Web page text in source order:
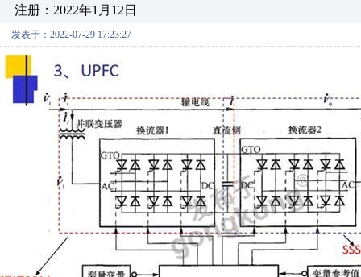
注册：2022年1月12日
发表于：2022-07-29 17:23:27